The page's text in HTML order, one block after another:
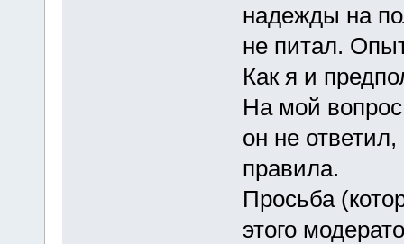
надежды на
не питал.
Как я и
На мой
он не
правила.
Просьба
этого